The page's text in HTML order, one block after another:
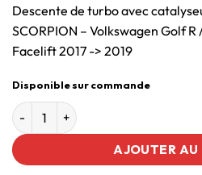
Descente de turbo avec
SCORPION – Volkswagen Golf R
Facelift 2017 -> 2019
Disponible sur commande
AJOUTER AU